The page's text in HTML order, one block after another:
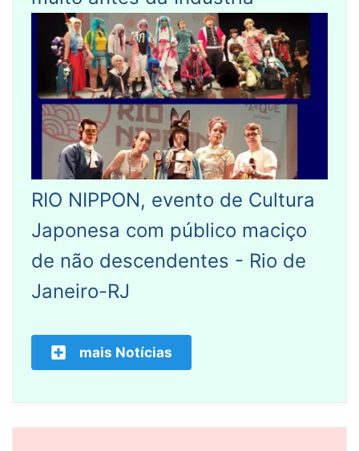
RIO NIPPON, evento de Cultura
Japonesa com público maciço
de não descendentes - Rio de
Janeiro-RJ
mais Notícias